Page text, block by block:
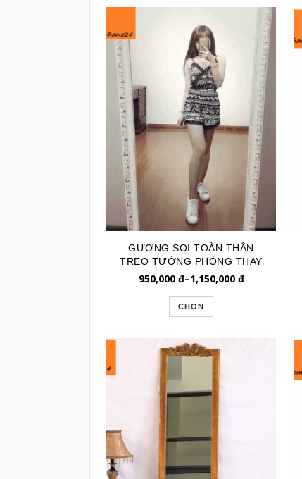
GƯƠNG SOI TOÀN THÂN
TREO TƯỜNG PHÒNG THAY
ĐỒ GSTT061
950,000đ–1,150,000đ
CHỌN